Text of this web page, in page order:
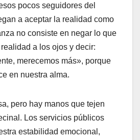
pocos seguidores del
a aceptar la realidad como
no consiste en negar lo que
a los ojos y decir:
merecemos más», porque
en nuestra alma.
pero hay manos que tejen
Los servicios públicos
estabilidad emocional,